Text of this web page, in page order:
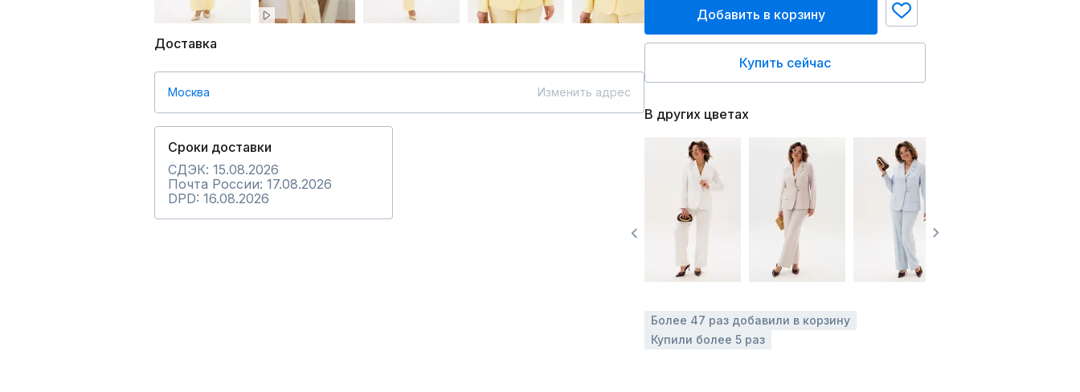
Доставка
Москва Изменить адрес
Сроки доставки
СДЭК: 15.08.2026
Почта России: 17.08.2026
DPD: 16.08.2026
Добавить в корзину
Купить сейчас
В других цветах
Более 47 раз добавили в корзину
Купили более 5 раз